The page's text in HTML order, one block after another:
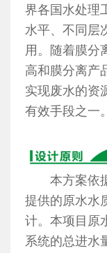
界各国水处理
水平、不同层
用。随着膜分
高和膜分离产
实现废水的资
有效手段之一。
本方案依据
提供的原水水
计。本项目原
系统的总进水